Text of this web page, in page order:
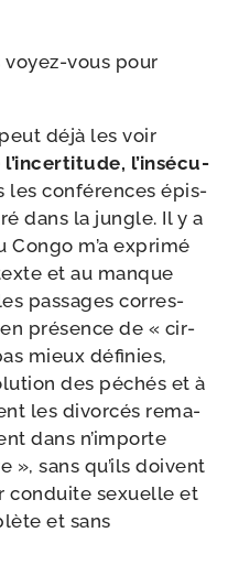
voyez-​vous pour
déjà les voir
l’in­sé­cu­
les confé­rences épis­
dans la jungle. Il y a
m’a expri­mé
et au manque
pas­sages cor­res­
pré­sence de « cir­
mieux défi­nies,
des péchés et à
les divor­cés rema­
dans n’im­porte
sans qu’ils doivent
conduite sexuelle et
et sans